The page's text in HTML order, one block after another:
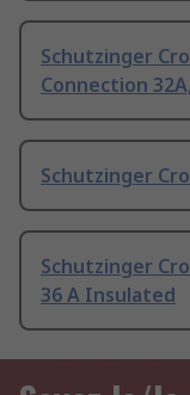
Schutzinger
Connection
Schutzinger
Schutzinger
36 A Insulated